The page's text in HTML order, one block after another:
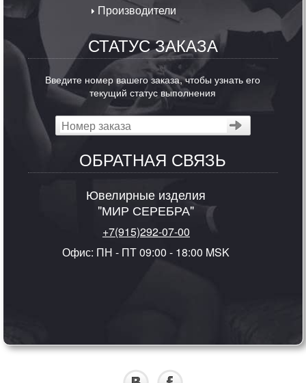
Производители
СТАТУС ЗАКАЗА
Введите номер вашего заказа, чтобы узнать его
текущий статус выполнения
ОБРАТНАЯ СВЯЗЬ
Ювелирные изделия
"МИР СЕРЕБРА"
+7(915)292-07-00
Офис: ПН - ПТ 09:00 - 18:00 MSK